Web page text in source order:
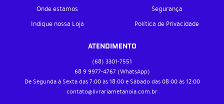
Onde estamos
Indique nossa Loja
Segurança
Política de Privacidade
ATENDIMENTO
(68) 3301-7551
68 9 9977-4767 (WhatsApp)
De Segunda à Sexta das 7:00 às 18:00 e Sábado das 08:00 às 12:00
contato@livrariametanoia.com.br